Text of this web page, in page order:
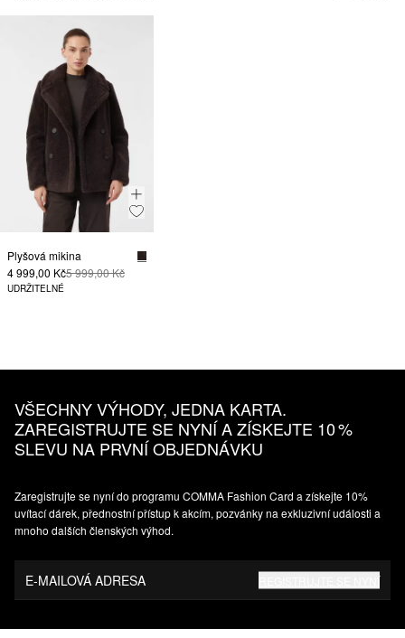
Plyšová mikina
4 999,00 Kč5 999,00 Kč
UDRŽITELNÉ
VŠECHNY VÝHODY, JEDNA KARTA.
ZAREGISTRUJTE SE NYNÍ A ZÍSKEJTE 10 %
SLEVU NA PRVNÍ OBJEDNÁVKU
Zaregistrujte se nyní do programu COMMA Fashion Card a získejte 10%
uvítací dárek, přednostní přístup k akcím, pozvánky na exkluzivní události a
mnoho dalších členských výhod.
E-MAILOVÁ ADRESA